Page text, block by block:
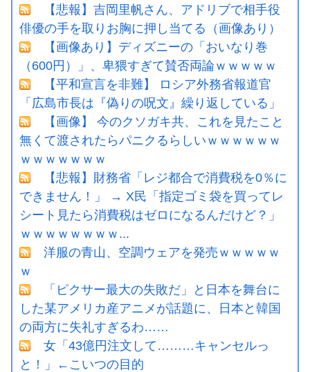
【悲報】吉岡里帆さん、アドリブで相手役
俳優の手を取りお胸に押し当てる（画像あり）
【画像あり】ディズニーの「おいなり巻
（600円）」、卑猥すぎて賛否両論ｗｗｗｗｗ
【平和宣言を非難】 ロシア外務省報道官
「広島市長は『偽りの呪文』繰り返している」
【画像】 今のクソガキ共、これを見たこと
無くて渡されたらパニクるらしいｗｗｗｗｗｗ
ｗｗｗｗｗｗｗ
【悲報】財務省「レジ都合で消費税を0％に
できません！」 → X民「指定ゴミ袋を買ってレ
シート見たら消費税はゼロになるんだけど？」
ｗｗｗｗｗｗｗｗ...
洋服の青山、空調ウェアを発売ｗｗｗｗｗ
ｗ
「ピクサー最大の失敗だ」と日本を舞台に
した某アメリカ産アニメが話題に、日本と韓国
の両方に失礼すぎるわ……
女「43億円注文して………キャンセルっ
と！」←こいつの目的